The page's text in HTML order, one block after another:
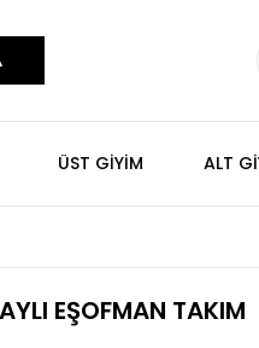
ÜST GİYİM ALT
EŞOFMAN TAKIM